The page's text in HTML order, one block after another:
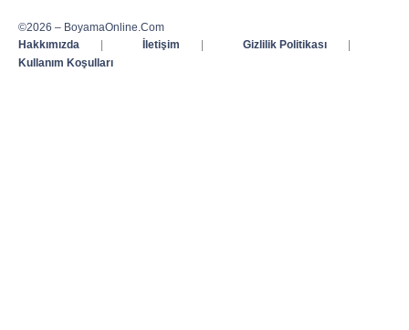
©2026 – BoyamaOnline.Com
Hakkımızda
| İletişim | Gizlilik Politikası
|
Kullanım Koşulları